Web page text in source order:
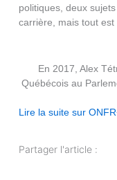
politiques, deux
carrière, mais tout
En 2017, Alex
Québécois au
Lire la suite sur
Partager l'article :